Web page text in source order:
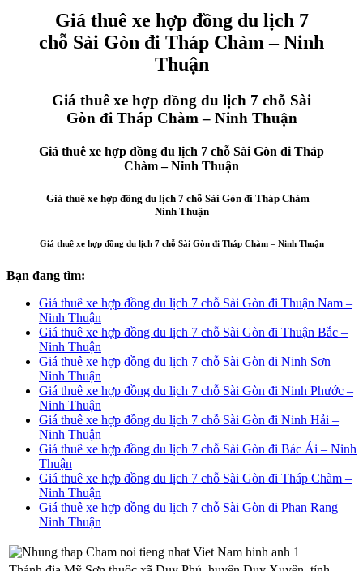
Giá thuê xe hợp đồng du lịch 7
chỗ Sài Gòn đi Tháp Chàm – Ninh
Thuận
Giá thuê xe hợp đồng du lịch 7 chỗ Sài
Gòn đi Tháp Chàm – Ninh Thuận
Giá thuê xe hợp đồng du lịch 7 chỗ Sài Gòn đi Tháp
Chàm – Ninh Thuận
Giá thuê xe hợp đồng du lịch 7 chỗ Sài Gòn đi Tháp Chàm –
Ninh Thuận
Giá thuê xe hợp đồng du lịch 7 chỗ Sài Gòn đi Tháp Chàm – Ninh Thuận
Bạn đang tìm:
Giá thuê xe hợp đồng du lịch 7 chỗ Sài Gòn đi Thuận Nam –
Ninh Thuận
Giá thuê xe hợp đồng du lịch 7 chỗ Sài Gòn đi Thuận Bắc –
Ninh Thuận
Giá thuê xe hợp đồng du lịch 7 chỗ Sài Gòn đi Ninh Sơn –
Ninh Thuận
Giá thuê xe hợp đồng du lịch 7 chỗ Sài Gòn đi Ninh Phước –
Ninh Thuận
Giá thuê xe hợp đồng du lịch 7 chỗ Sài Gòn đi Ninh Hải –
Ninh Thuận
Giá thuê xe hợp đồng du lịch 7 chỗ Sài Gòn đi Bác Ái – Ninh
Thuận
Giá thuê xe hợp đồng du lịch 7 chỗ Sài Gòn đi Tháp Chàm –
Ninh Thuận
Giá thuê xe hợp đồng du lịch 7 chỗ Sài Gòn đi Phan Rang –
Ninh Thuận